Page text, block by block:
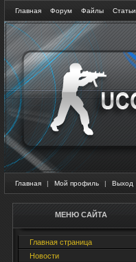
Главная Форум Файлы Статьи
Главная | Мой профиль | Выход
МЕНЮ САЙТА
Главная страница
Новости